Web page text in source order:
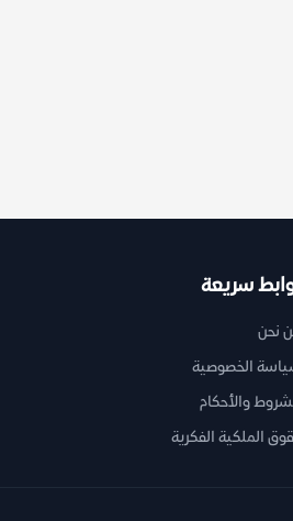
سريعة
نحن
الخصوصية
والأحكام
الملكية الفكرية